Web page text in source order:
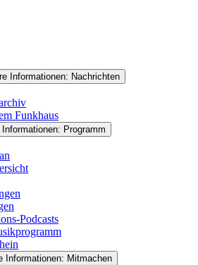
Informationen: Nachrichten
Funkhaus
Programm
Podcasts
Informationen: Mitmachen